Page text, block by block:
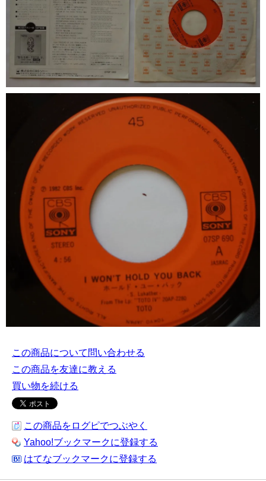
この商品について問い合わせる
この商品を友達に教える
買い物を続ける
この商品をログピでつぶやく
Yahoo!ブックマークに登録する
はてなブックマークに登録する